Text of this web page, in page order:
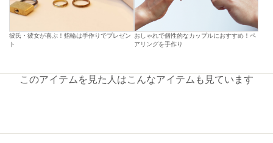
彼氏・彼女が喜ぶ！指輪は手作りでプレゼン
ト
おしゃれで個性的なカップルにおすすめ！ペ
アリングを手作り
このアイテムを見た人はこんなアイテムも見ています